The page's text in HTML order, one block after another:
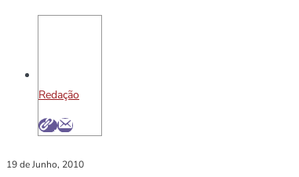
Redação
19 de Junho, 2010